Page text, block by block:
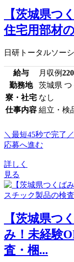
【茨城県つ
住宅用部材
日研トータルソー
給与 月収例
勤務地
茨城県
寮・社宅 なし
仕事内容 組立・検
＼最短45秒で完了／
応募へ進む
詳しく
見る
【茨城県つ
み！未経験
査・梱...